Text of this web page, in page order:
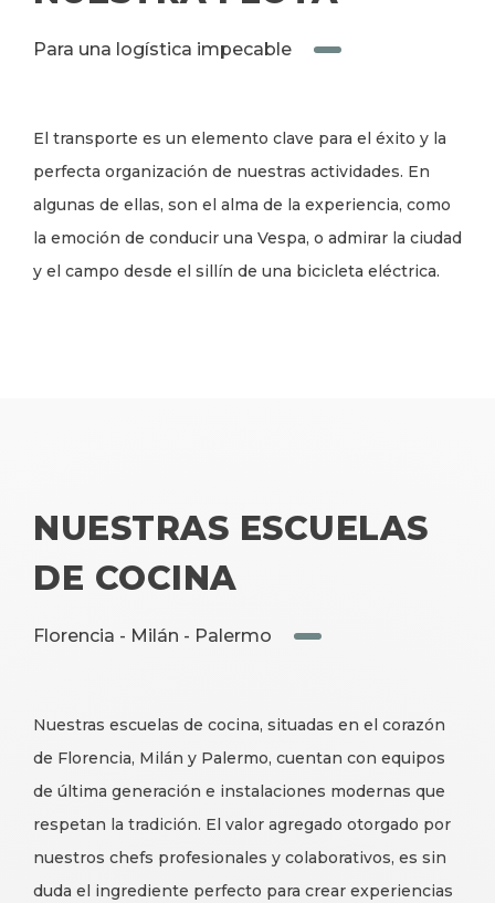
Para una logística impecable
El transporte es un elemento clave para el éxito y la
perfecta organización de nuestras actividades. En
algunas de ellas, son el alma de la experiencia, como
la emoción de conducir una Vespa, o admirar la ciudad
y el campo desde el sillín de una bicicleta eléctrica.
NUESTRAS ESCUELAS
DE COCINA
Florencia - Milán - Palermo
Nuestras escuelas de cocina, situadas en el corazón
de Florencia, Milán y Palermo, cuentan con equipos
de última generación e instalaciones modernas que
respetan la tradición. El valor agregado otorgado por
nuestros chefs profesionales y colaborativos, es sin
duda el ingrediente perfecto para crear experiencias